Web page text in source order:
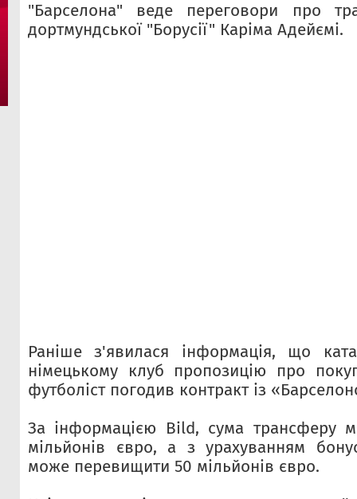
"Барселона" веде переговори про
дортмундської "Борусії" Каріма Адейємі.
Раніше з'явилася інформація, що
німецькому клуб пропозицію про
футболіст погодив контракт із
За інформацією Bild, сума трансферу
мільйонів євро, а з урахуванням
може перевищити 50 мільйонів євро.